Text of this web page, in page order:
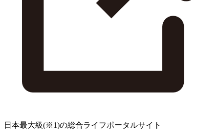
日本最大級(※1)の総合ライフポータルサイト